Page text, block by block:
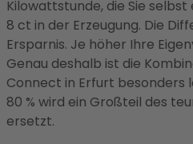
Kilowattstunde, die Sie
8 ct in der Erzeugung. Die
Ersparnis. Je höher Ihre
Genau deshalb ist die
Connect in Erfurt besonders
80 % wird ein Großteil des
ersetzt.